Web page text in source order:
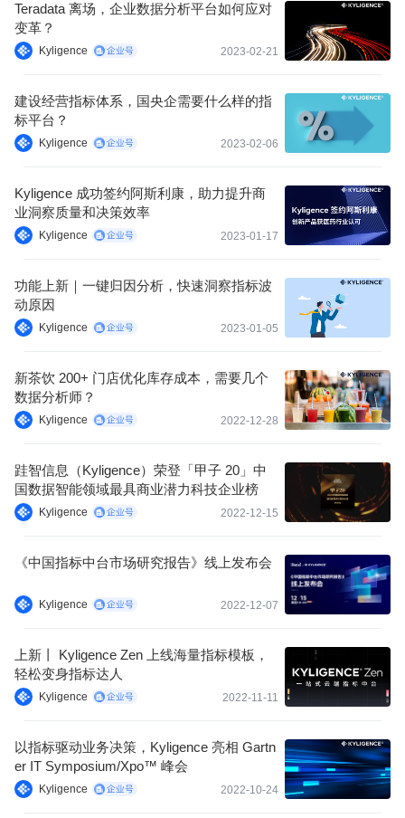
Teradata 离场，企业数据分析平台如何应对
变革？
Kyligence 2023-02-21
建设经营指标体系，国央企需要什么样的指
标平台？
Kyligence 2023-02-06
Kyligence 成功签约阿斯利康，助力提升商
业洞察质量和决策效率
Kyligence 2023-01-17
功能上新｜一键归因分析，快速洞察指标波
动原因
Kyligence 2023-01-05
新茶饮 200+ 门店优化库存成本，需要几个
数据分析师？
Kyligence 2022-12-28
跬智信息（Kyligence）荣登「甲子 20」中
国数据智能领域最具商业潜力科技企业榜
Kyligence 2022-12-15
《中国指标中台市场研究报告》线上发布会
Kyligence 2022-12-07
上新丨 Kyligence Zen 上线海量指标模板，
轻松变身指标达人
Kyligence 2022-11-11
以指标驱动业务决策，Kyligence 亮相 Gartn
er IT Symposium/Xpo™ 峰会
Kyligence 2022-10-24